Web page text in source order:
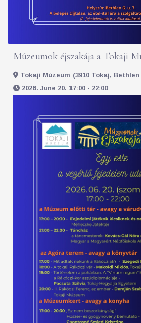
Múzeumok éjszakája a Tokaji
Tokaji Múzeum (3910 Tokaj,
2026. June 20. 17:00 - 22:00